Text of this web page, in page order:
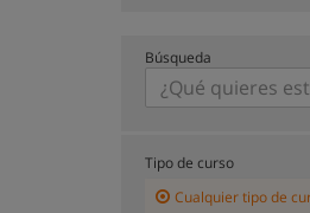
Búsqueda
Tipo de curso
Cualquier tipo de